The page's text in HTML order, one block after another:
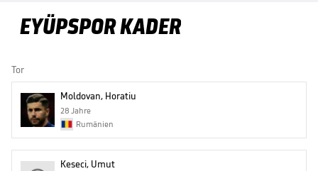
EYÜPSPOR KADER
Tor
Moldovan, Horatiu
28 Jahre
Rumänien
Keseci, Umut